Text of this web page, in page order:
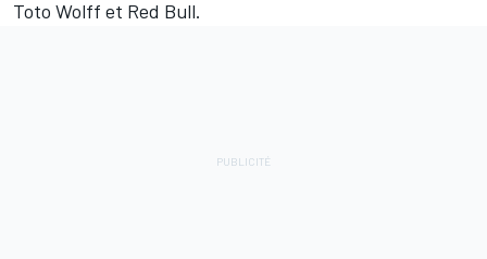
Toto Wolff et Red Bull.